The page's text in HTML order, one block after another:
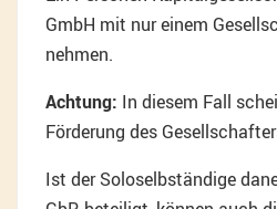
GmbH mit nur einem
nehmen.
Achtung: In diesem Fall
Förderung des
Ist der Soloselbständige